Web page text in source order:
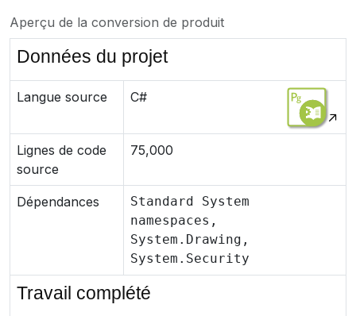
Aperçu de la conversion de produit
Données du projet
Langue source C#
Lignes de code
source
75,000
Dépendances
Standard System
namespaces,
System.Drawing,
System.Security
Travail complété